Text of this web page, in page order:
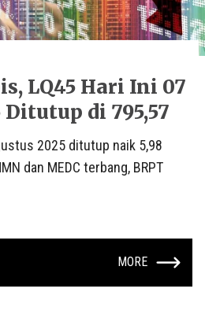
LQ45 Hari Ini 07
di 795,57
2025 ditutup naik 5,98
dan MEDC terbang, BRPT
MORE